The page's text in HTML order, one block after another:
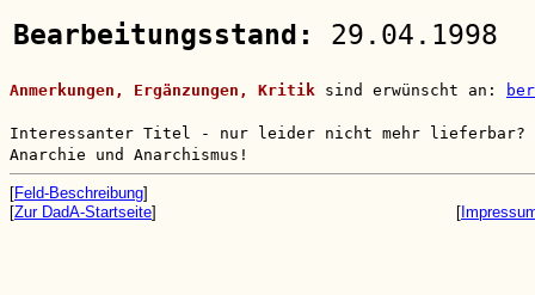
Bearbeitungsstand:
29.04.1998
Anmerkungen, Ergänzungen, Kritik sind erwünscht an:
Interessanter Titel - nur leider nicht mehr lieferbar?
Anarchie und Anarchismus!
[Feld-Beschreibung]
[Zur DadA-Startseite] [